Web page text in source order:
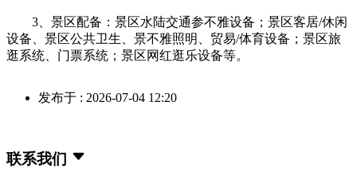
3、景区配备：景区水陆交通参不雅设备；景区客居/休闲
设备、景区公共卫生、景不雅照明、贸易/体育设备；景区旅
逛系统、门票系统；景区网红逛乐设备等。
发布于 : 2026-07-04 12:20
联系我们